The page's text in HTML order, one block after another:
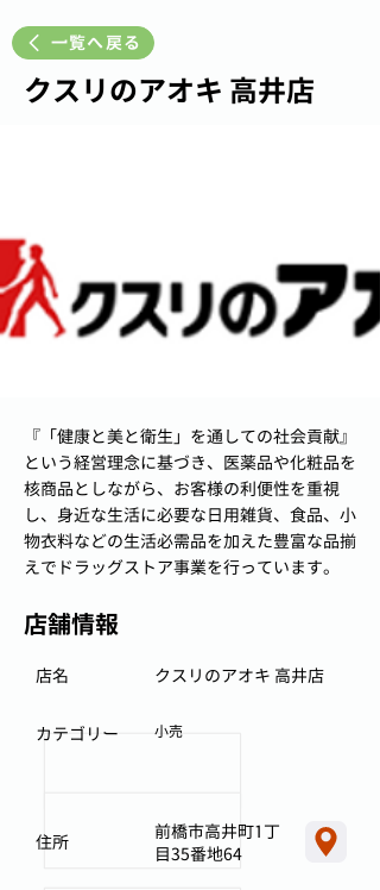
一覧へ戻る
クスリのアオキ 高井店
『「健康と美と衛生」を通しての社会貢献』
という経営理念に基づき、医薬品や化粧品を
核商品としながら、お客様の利便性を重視
し、身近な生活に必要な日用雑貨、食品、小
物衣料などの生活必需品を加えた豊富な品揃
えでドラッグストア事業を行っています。
店舗情報
クスリのアオキ 高井店
店名
小売
カテゴリー
前橋市高井町1丁
目35番地64
住所